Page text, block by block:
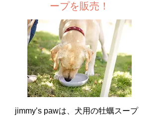
ープを販売！
jimmy’s pawは、犬用の牡蠣スープ